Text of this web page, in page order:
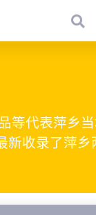
等代表萍乡
新收录了萍乡